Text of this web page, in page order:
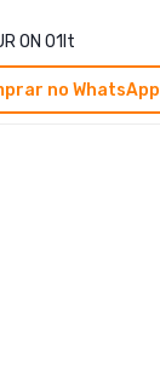
ON 01lt
no WhatsApp